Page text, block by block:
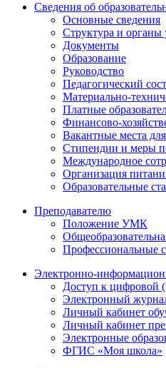
Сведения об
Основные сведения
Структура и органы
Документы
Образование
Руководство
Педагогический
Материально-
Платные
Финансово-
Вакантные места
Стипендии и меры
Международное
Организация
Образовательные
Преподавателю
Положение УМК
Профессиональные
Электронно-
Доступ к цифровой
Электронный
Личный кабинет
Личный кабинет
Электронные
ФГИС «Моя школа»